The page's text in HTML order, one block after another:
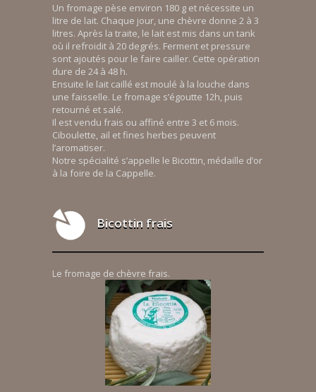
Un fromage pèse environ 180 g et nécessite un
litre de lait. Chaque jour, une chèvre donne 2 à 3
litres. Après la traite, le lait est mis dans un tank
où il refroidit à 20 degrés. Ferment et pressure
sont ajoutés pour le faire cailler. Cette opération
dure de 24 à 48 h.
Ensuite le lait caillé est moulé à la louche dans
une faisselle. Le fromage s’égoutte 12h, puis
retourné et salé.
Il est vendu frais ou affiné entre 3 et 6 mois.
Ciboulette, ail et fines herbes peuvent
l’aromatiser.
Notre spécialité s’appelle le Bicottin, médaille d’or
à la foire de la Cappelle.
Bicottin frais
Le fromage de chèvre frais.